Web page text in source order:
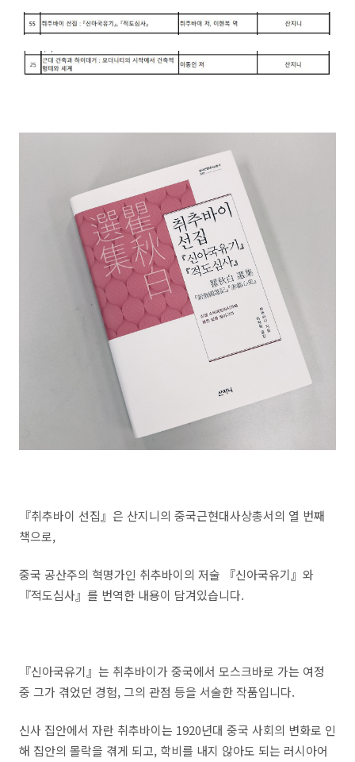
『취추바이 선집』은 산지니의 중국근현대사상총서의 열 번째
책으로,
중국 공산주의 혁명가인 취추바이의 저술 『신아국유기』와
『적도심사』를 번역한 내용이 담겨있습니다.
『신아국유기』는 취추바이가 중국에서 모스크바로 가는 여정
중 그가 겪었던 경험,그의 관점 등을 서술한 작품입니다.
신사 집안에서 자란 취추바이는 1920년대 중국 사회의 변화로 인
해 집안의 몰락을 겪게 되고, 학비를 내지 않아도 되는 러시아어